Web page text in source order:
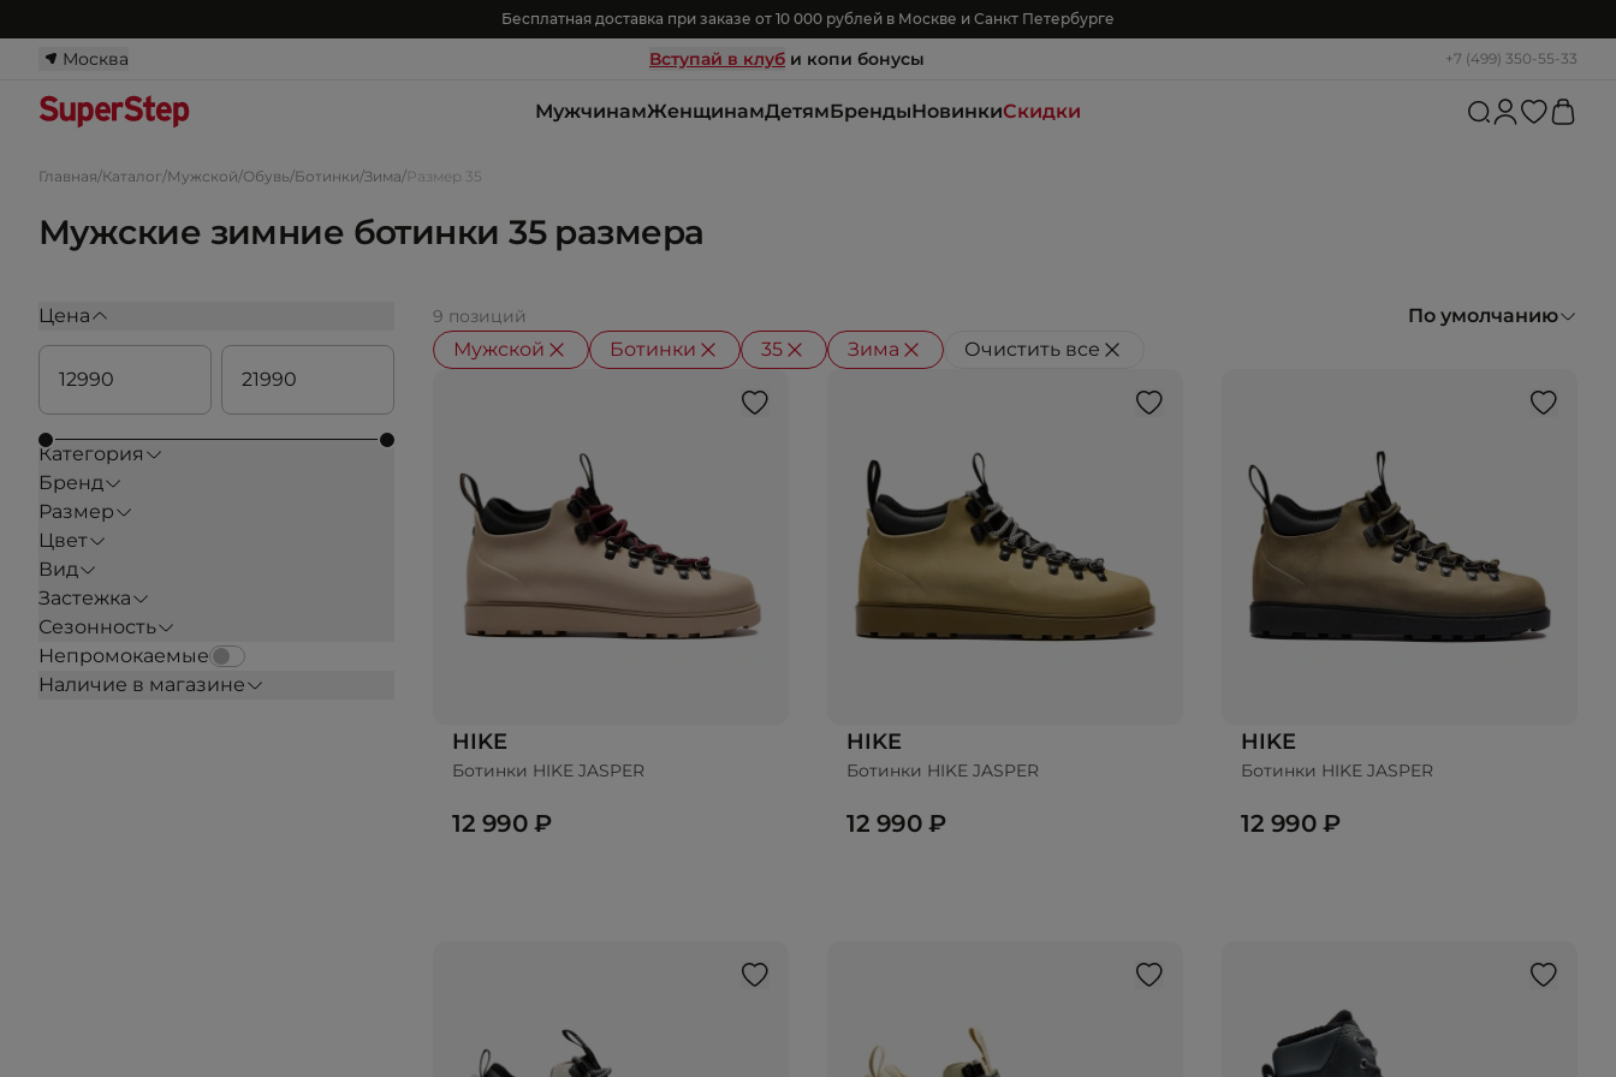
Бесплатная доставка при заказе от 10 000 рублей в Москве и Санкт Петербурге
Москва Вступай в клуб и копи бонусы +7 (499) 350-55-33
МужчинамЖенщинамДетямБрендыНовинкиСкидки
Главная/Каталог/Мужской/Обувь/Ботинки/Зима/Размер 35
Мужские зимние ботинки 35 размера
Цена
Категория
Бренд
Размер
Цвет
Вид
Застежка
Сезонность
Непромокаемые
Наличие в магазине
9 позиций
По умолчанию
Мужской
Ботинки 35 Зима Очистить все
HIKE
Ботинки HIKE JASPER
12 990 ₽
HIKE
Ботинки HIKE JASPER
12 990 ₽
HIKE
Ботинки HIKE JASPER
12 990 ₽
Добавить в корзину